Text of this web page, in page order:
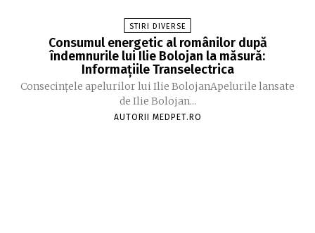
STIRI DIVERSE
Consumul energetic al românilor după
îndemnurile lui Ilie Bolojan la măsură:
Informațiile Transelectrica
Consecințele apelurilor lui Ilie BolojanApelurile lansate
de Ilie Bolojan...
AUTORII MEDPET.RO